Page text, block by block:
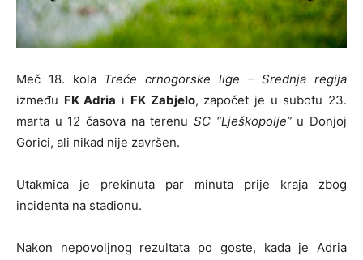
Meč 18. kola Treće crnogorske lige – Srednja regija
između FK Adria i FK Zabjelo, započet je u subotu 23.
marta u 12 časova na terenu SC “Lješkopolje”u Donjoj
Gorici, ali nikad nije završen.
Utakmica je prekinuta par minuta prije kraja zbog
incidenta na stadionu.
Nakon nepovoljnog rezultata po goste, kada je Adria